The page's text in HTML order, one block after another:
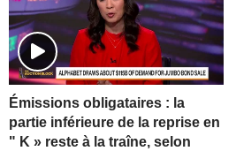
Émissions obligataires : la
partie inférieure de la reprise en
" K » reste à la traîne, selon